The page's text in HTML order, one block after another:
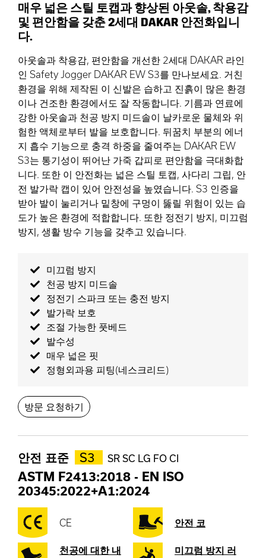
매우 넓은 스틸 토캡과 향상된 아웃솔, 착용감
및 편안함을 갖춘 2세대 DAKAR 안전화입니
다.
아웃솔과 착용감, 편안함을 개선한 2세대 DAKAR 라인
인 Safety Jogger DAKAR EW S3를 만나보세요. 거친
환경을 위해 제작된 이 신발은 습하고 진흙이 많은 환경
이나 건조한 환경에서도 잘 작동합니다. 기름과 연료에
강한 아웃솔과 천공 방지 미드솔이 날카로운 물체와 위
험한 액체로부터 발을 보호합니다. 뒤꿈치 부분의 에너
지 흡수 기능으로 충격 하중을 줄여주는 DAKAR EW
S3는 통기성이 뛰어난 가죽 갑피로 편안함을 극대화합
니다. 또한 이 안전화는 넓은 스틸 토캡, 사다리 그립, 안
전 발가락 캡이 있어 안전성을 높였습니다. S3 인증을
받아 발이 눌리거나 밑창에 구멍이 뚫릴 위험이 있는 습
도가 높은 환경에 적합합니다. 또한 정전기 방지, 미끄럼
방지, 생활 방수 기능을 갖추고 있습니다.
미끄럼 방지
천공 방지 미드솔
정전기 스파크 또는 충전 방지
발가락 보호
조절 가능한 풋베드
발수성
매우 넓은 핏
정형외과용 피팅(네스크리드)
방문 요청하기
안전 표준 S3 SR SC LG FO CI
ASTM F2413:2018 - EN ISO
20345:2022+A1:2024
CE 안전 코
천공에 대한 내
미끄럼 방지 러